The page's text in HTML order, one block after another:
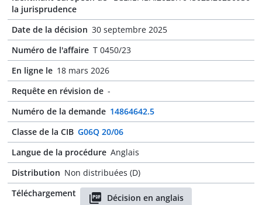
la jurisprudence
Date de la décision 30 septembre 2025
Numéro de l'affaire T 0450/23
En ligne le 18 mars 2026
Requête en révision de -
Numéro de la demande 14864642.5
Classe de la CIB G06Q 20/06
Langue de la procédure Anglais
Distribution Non distribuées (D)
Téléchargement
Décision en anglais